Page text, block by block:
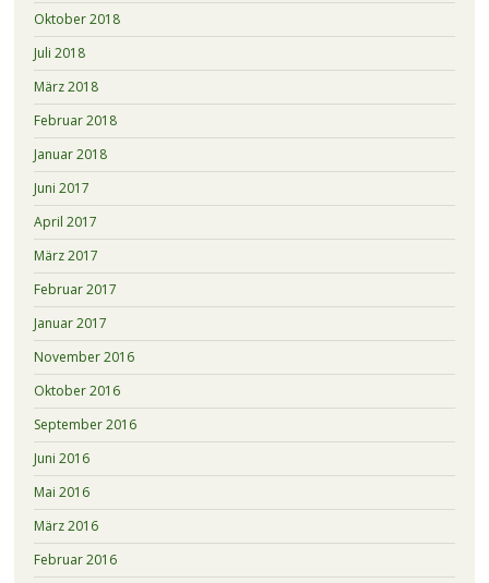
Oktober 2018
Juli 2018
März 2018
Februar 2018
Januar 2018
Juni 2017
April 2017
März 2017
Februar 2017
Januar 2017
November 2016
Oktober 2016
September 2016
Juni 2016
Mai 2016
März 2016
Februar 2016